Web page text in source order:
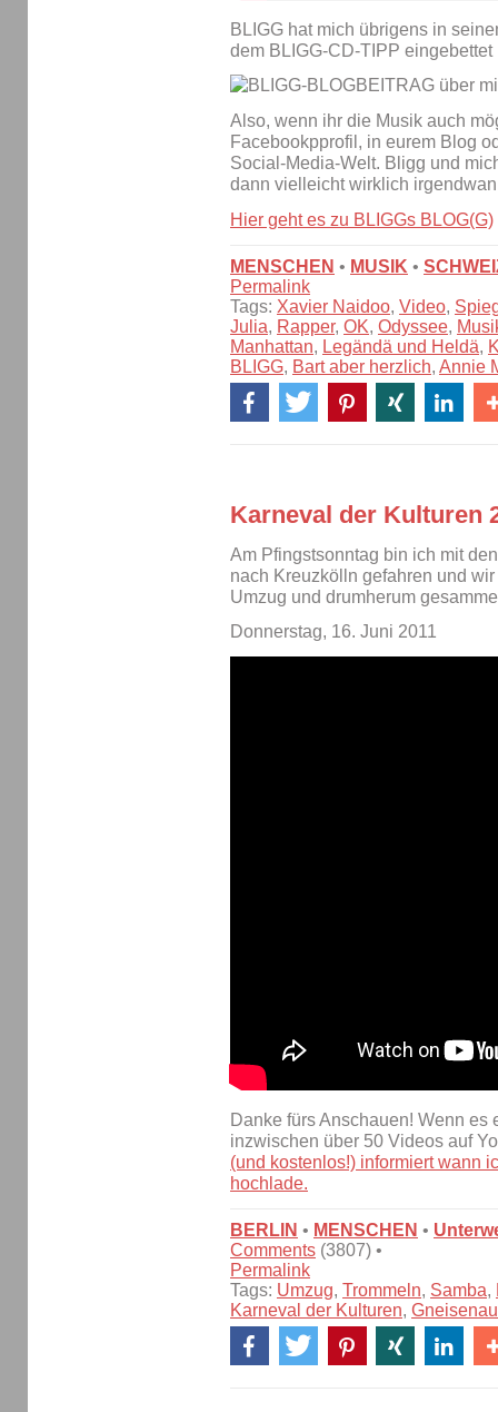
BLIGG hat mich übrigens in
dem BLIGG-CD-TIPP eingebettet
Also, wenn ihr die Musik auch
Facebookpprofil, in eurem Blog
Social-Media-Welt. Bligg und
dann vielleicht wirklich
Hier geht es zu BLIGGs BLOG(G)
MENSCHEN • MUSIK •
Permalink
Tags: Xavier Naidoo, Video,
Julia, Rapper, OK, Odyssee,
Manhattan, Legändä und Heldä,
BLIGG, Bart aber herzlich, Annie
Karneval der Kulturen
Am Pfingstsonntag bin ich mit
nach Kreuzkölln gefahren und
Umzug und drumherum
Donnerstag, 16. Juni 2011
Danke fürs Anschauen! Wenn es
inzwischen über 50 Videos auf
(und kostenlos!) informiert wann
hochlade.
BERLIN • MENSCHEN •
Comments (3807) •
Permalink
Tags: Umzug, Trommeln, Samba,
Karneval der Kulturen,